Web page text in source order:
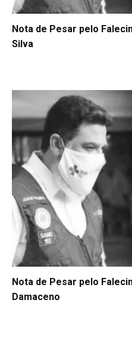
Nota de Pesar pelo
Silva
Nota de Pesar pelo
Damaceno